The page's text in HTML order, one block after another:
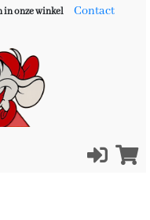
in onze winkel Contact